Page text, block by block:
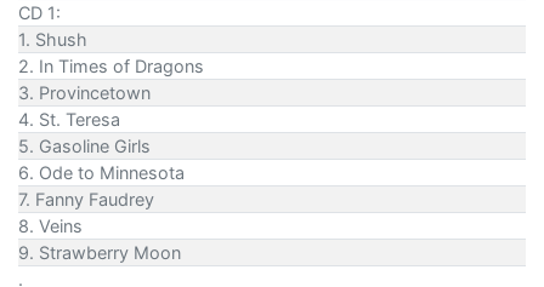
CD 1:
1. Shush
2. In Times of Dragons
3. Provincetown
4. St. Teresa
5. Gasoline Girls
6. Ode to Minnesota
7. Fanny Faudrey
8. Veins
9. Strawberry Moon
.